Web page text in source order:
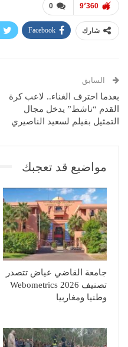
0 9٬360
شارك Facebook
السابق
بعدما احترف الغناء.. لاعب كرة
القدم “ناشط” يدخل مجال
التمثيل بفيلم لسعيد الناصيري
مواضيع قد تعجبك
جامعة القاضي عياض تتصدر
تصنيف Webometrics 2026
وطنيا ومغاربيا